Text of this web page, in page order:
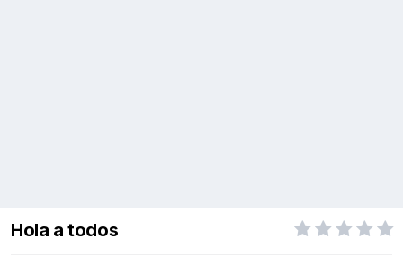
Hola a todos